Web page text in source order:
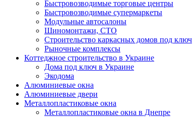
Быстровозводимые торговые центры
Быстровозводимые супермаркеты
Модульные автосалоны
Шиномонтажи, СТО
Строительство каркасных домов под ключ
Рыночные комплексы
Коттеджное строительство в Украине
Дома под ключ в Украине
Экодома
Алюминиевые окна
Алюминиевые двери
Металлопластиковые окна
Металлопластиковые окна в Днепре